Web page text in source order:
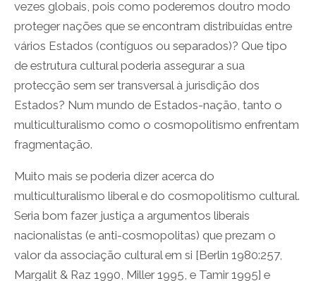
vezes globais, pois como poderemos doutro modo
proteger nações que se encontram distribuídas entre
vários Estados (contíguos ou separados)? Que tipo
de estrutura cultural poderia assegurar a sua
protecção sem ser transversal à jurisdição dos
Estados? Num mundo de Estados-nação, tanto o
multiculturalismo como o cosmopolitismo enfrentam
fragmentação.
Muito mais se poderia dizer acerca do
multiculturalismo liberal e do cosmopolitismo cultural.
Seria bom fazer justiça a argumentos liberais
nacionalistas (e anti-cosmopolitas) que prezam o
valor da associação cultural em si [Berlin 1980:257,
Margalit & Raz 1990, Miller 1995, e Tamir 1995] e